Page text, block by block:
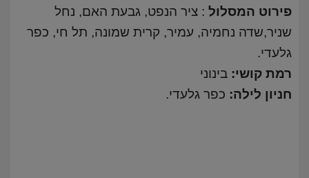
פירוט המסלול : ציר הנפט, גבעת האם, נחל
שניר,שדה נחמיה, עמיר, קרית שמונה, תל חי, כפר
גלעדי.
רמת קושי: בינוני
חניון לילה: כפר גלעדי.